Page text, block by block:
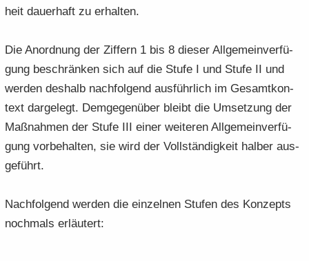
heit dau­er­haft zu er­hal­ten.
Die An­ord­nung der Zif­fern 1 bis 8 die­ser All­ge­mein­ver­fü­
gung be­schrän­ken sich auf die Stufe I und Stufe II und
wer­den des­halb nach­fol­gend aus­führ­lich im Ge­samt­kon­
text dar­ge­legt. Dem­ge­gen­über bleibt die Um­set­zung der
Maß­nah­men der Stufe III einer wei­te­ren All­ge­mein­ver­fü­
gung vor­be­hal­ten, sie wird der Voll­stän­dig­keit hal­ber aus­
ge­führt.
Nach­fol­gend wer­den die ein­zel­nen Stu­fen des Kon­zepts
noch­mals er­läu­tert: